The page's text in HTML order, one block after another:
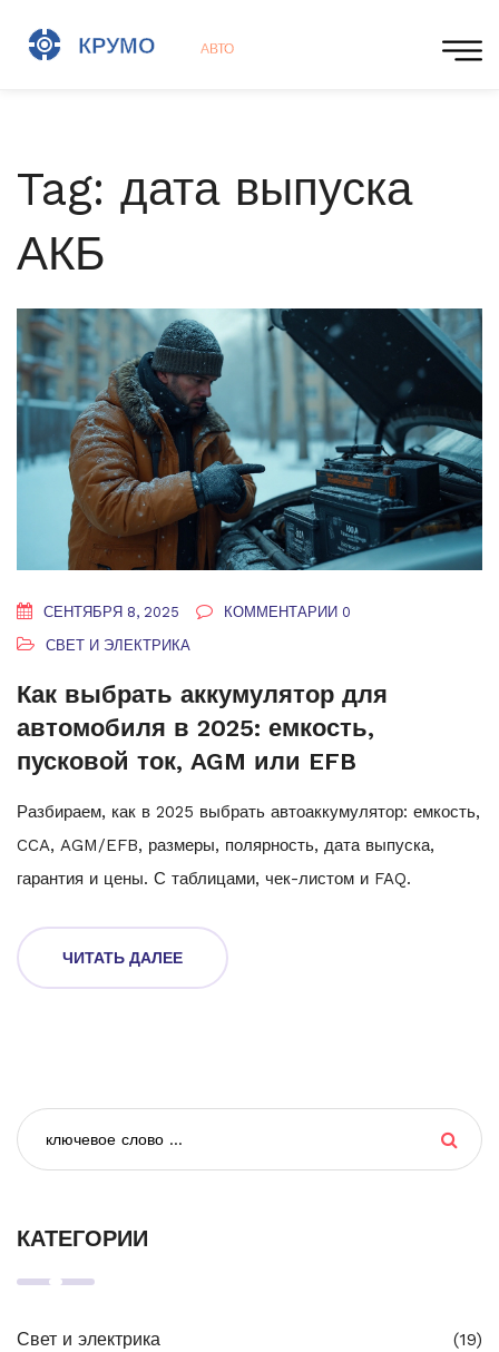
Tag: дата выпуска
АКБ
СЕНТЯБРЯ 8, 2025
КОММЕНТАРИИ 0
СВЕТ И ЭЛЕКТРИКА
Как выбрать аккумулятор для
автомобиля в 2025: емкость,
пусковой ток, AGM или EFB
Разбираем, как в 2025 выбрать автоаккумулятор: емкость,
CCA, AGM/EFB, размеры, полярность, дата выпуска,
гарантия и цены. С таблицами, чек-листом и FAQ.
ЧИТАТЬ ДАЛЕЕ
КАТЕГОРИИ
Свет и электрика
(19)